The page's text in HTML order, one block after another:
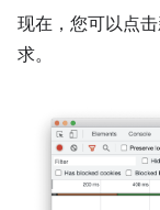
现在，您可以点
求。